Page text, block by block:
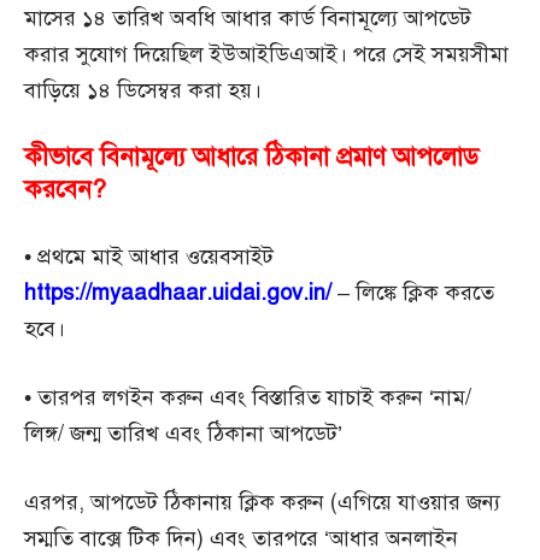
মাসের ১৪ তারিখ অবধি আধার কার্ড বিনামূল্যে আপডেট
করার সুযোগ দিয়েছিল ইউআইডিএআই। পরে সেই সময়সীমা
বাড়িয়ে ১৪ ডিসেম্বর করা হয়।
কীভাবে বিনামূল্যে আধারে ঠিকানা প্রমাণ আপলোড
করবেন?
• প্রথমে মাই আধার ওয়েবসাইট
https://myaadhaar.uidai.gov.in/– লিঙ্কে ক্লিক করতে
হবে।
• তারপর লগইন করুন এবং বিস্তারিত যাচাই করুন ‘নাম/
লিঙ্গ/ জন্ম তারিখ এবং ঠিকানা আপডেট’
এরপর, আপডেট ঠিকানায় ক্লিক করুন (এগিয়ে যাওয়ার জন্য
সম্মতি বাক্সে টিক দিন) এবং তারপরে ‘আধার অনলাইন